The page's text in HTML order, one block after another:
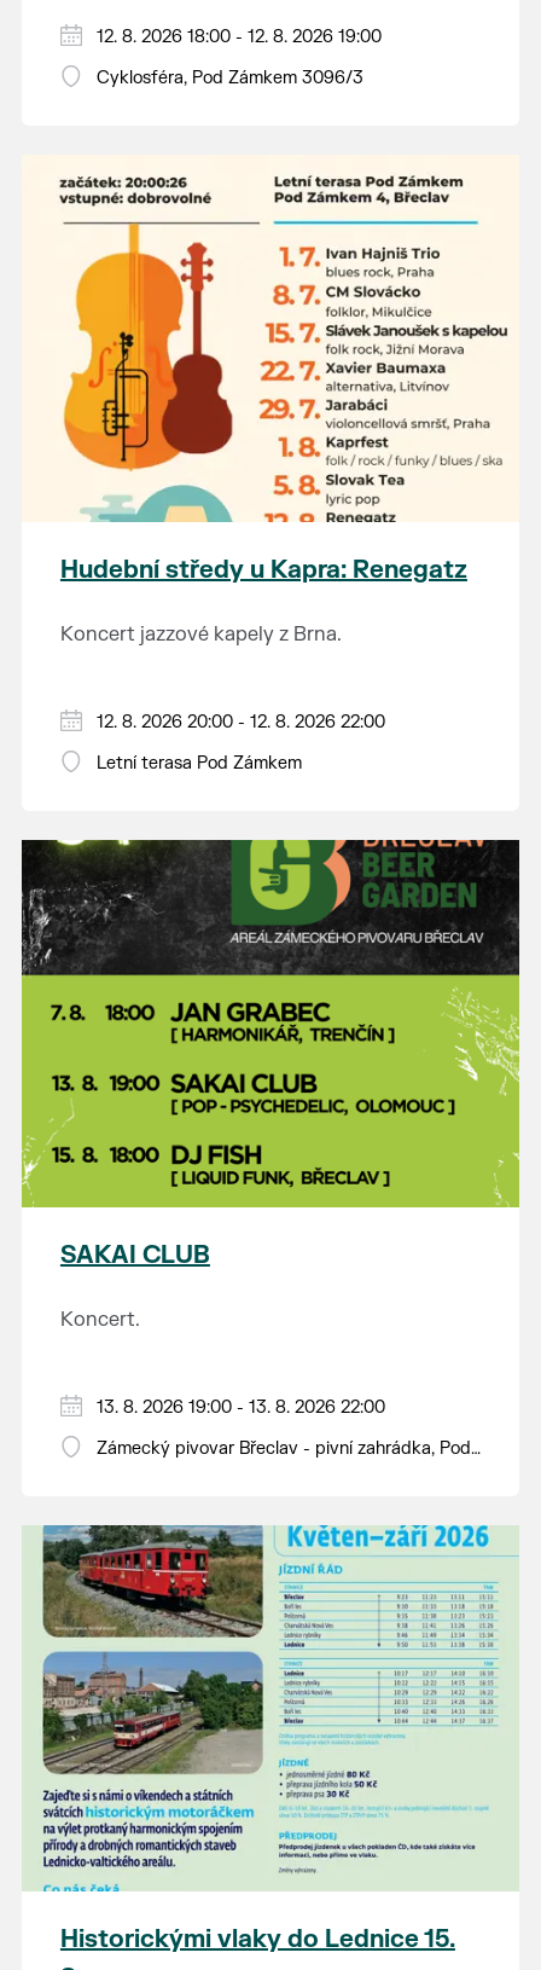
Hraje se jen za příznivého počasí.
Vstupné dobrovolné.
12. 8. 2026 18:00 - 12. 8. 2026 19:00
Cyklosféra, Pod Zámkem 3096/3
Hudební středy u Kapra: Renegatz
Koncert jazzové kapely z Brna.
12. 8. 2026 20:00 - 12. 8. 2026 22:00
Letní terasa Pod Zámkem
SAKAI CLUB
Koncert.
13. 8. 2026 19:00 - 13. 8. 2026 22:00
Zámecký pivovar Břeclav - pivní zahrádka, Pod
Historickými vlaky do Lednice 15.